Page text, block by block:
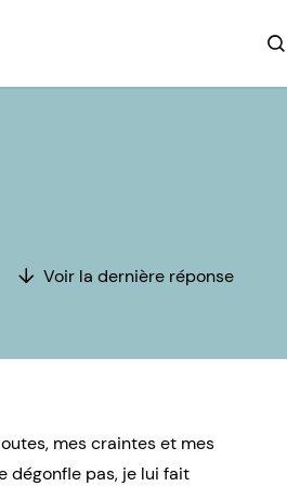
Voir la dernière réponse
mes craintes et mes
dégonfle pas, je lui fait